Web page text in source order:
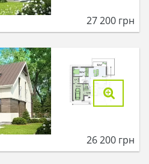
27 200 грн
26 200 грн